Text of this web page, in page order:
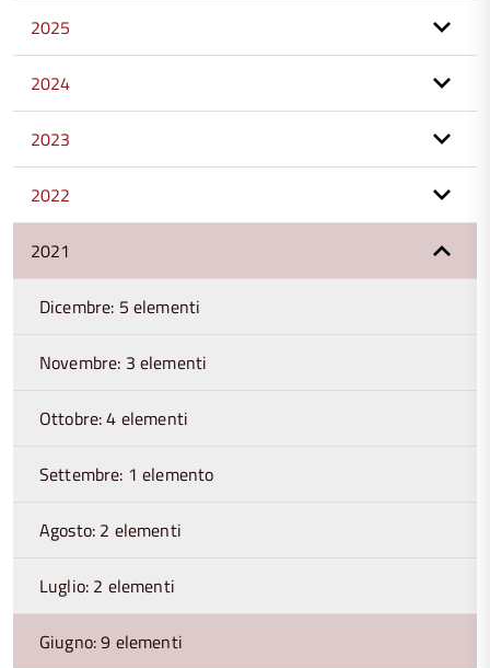
2025
2024
2023
2022
2021
Dicembre: 5 elementi
Novembre: 3 elementi
Ottobre: 4 elementi
Settembre: 1 elemento
Agosto: 2 elementi
Luglio: 2 elementi
Giugno: 9 elementi